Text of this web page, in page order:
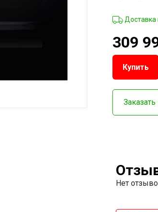
Доставка
309
Купить
Нет